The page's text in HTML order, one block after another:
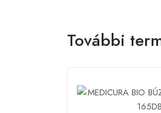
További